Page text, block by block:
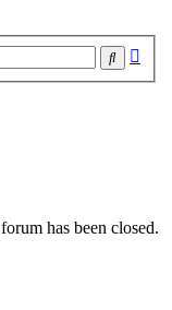
Поиск
has been closed.